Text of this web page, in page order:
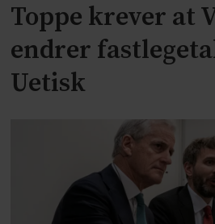
Toppe krever at
endrer
Uetisk